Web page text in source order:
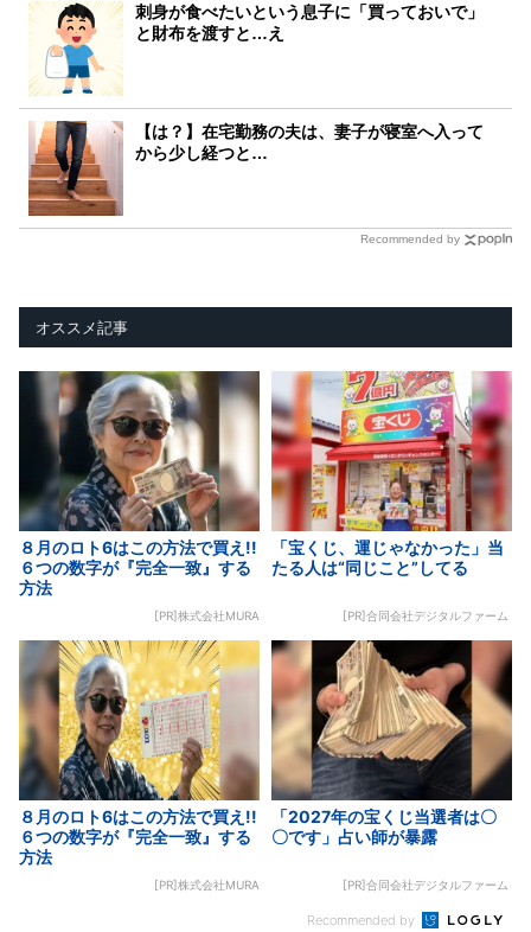
刺身が食べたいという息子に「買っておいで」
と財布を渡すと…え
【は？】在宅勤務の夫は、妻子が寝室へ入って
から少し経つと…
Recommended by
オススメ記事
８月のロト6はこの方法で買え!!
６つの数字が『完全一致』する
方法
[PR]株式会社MURA
「宝くじ、運じゃなかった」当
たる人は“同じこと”してる
[PR]合同会社デジタルファーム
８月のロト6はこの方法で買え!!
６つの数字が『完全一致』する
方法
[PR]株式会社MURA
「2027年の宝くじ当選者は〇
〇です」占い師が暴露
[PR]合同会社デジタルファーム
Recommended by